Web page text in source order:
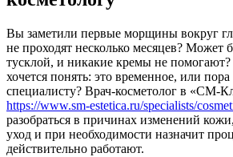
Вы заметили первые морщины вокруг
не проходят несколько месяцев? Может
тусклой, и никакие кремы не
хочется понять: это временное, или пора
специалисту? Врач-косметолог в «СМ-
https://www.sm-estetica.ru/specialists/
разобраться в причинах изменений
уход и при необходимости назначит
действительно работают.